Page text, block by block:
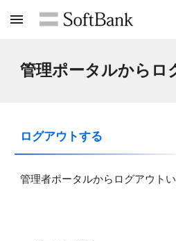
Skip to main content
管理ポータルからロ
ログアウトする
管理者ポータルからログアウトい